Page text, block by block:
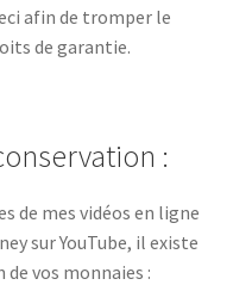
afin de tromper le
de garantie.
:
de mes vidéos en ligne
sur YouTube, il existe
vos monnaies :